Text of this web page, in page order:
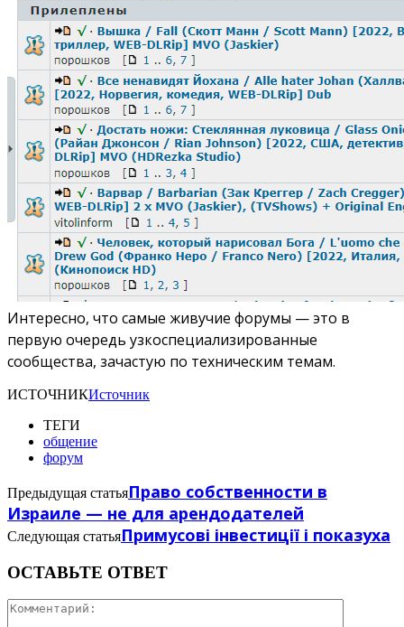
Интересно, что самые живучие форумы — это в
первую очередь узкоспециализированные
сообщества, зачастую по техническим темам.
ИСТОЧНИКИсточник
ТЕГИ
общение
форум
Предыдущая статьяПраво собственности в
Израиле — не для арендодателей
Следующая статьяПримусові інвестиції і показуха
ОСТАВЬТЕ ОТВЕТ